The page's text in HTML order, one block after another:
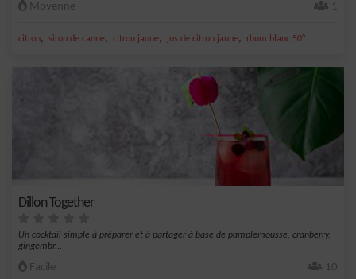
Moyenne 1
citron, sirop de canne, citron jaune, jus de citron jaune, rhum blanc 50°
Dillon Together
Un cocktail simple à préparer et à partager à base de pamplemousse, cranberry,
gingembr...
Facile 10